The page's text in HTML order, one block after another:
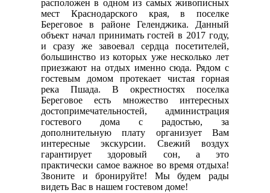
расположен в одном из самых живописных
мест Краснодарского края, в поселке
Береговое в районе Геленджика. Данный
объект начал принимать гостей в 2017 году,
и сразу же завоевал сердца посетителей,
большинство из которых уже несколько лет
приезжают на отдых именно сюда. Рядом с
гостевым домом протекает чистая горная
река Пшада. В окрестностях поселка
Береговое есть множество интересных
достопримечательностей, администрация
гостевого дома с радостью, за
дополнительную плату организует Вам
интересные экскурсии. Свежий воздух
гарантирует здоровый сон, а это
практически самое важное во время отдыха!
Звоните и бронируйте! Мы будем рады
видеть Вас в нашем гостевом доме!